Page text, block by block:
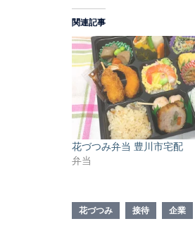
関連記事
花づつみ弁当 豊川市宅配
弁当
花づつみ 接待 企業